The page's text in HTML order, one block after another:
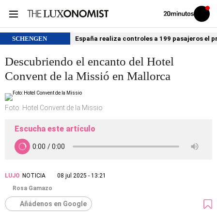
Volver
Iniciar
sesión
SCHENGEN España realiza controles a 199 pasajeros el
Descubriendo el encanto del Hotel
Convent de la Missió en Mallorca
Foto: Hotel Convent de la Missio
Escucha este artículo
LUJO NOTICIA
08 jul 2025 - 13:21
Rosa Gamazo
Añádenos en Google